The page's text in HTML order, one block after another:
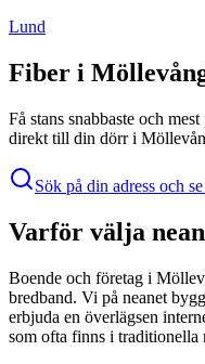
Lund
Fiber i
Få stans snabbaste och
direkt till din dörr i
Sök på din adress och
Varför välja
Boende och företag i
bredband. Vi på neanet
erbjuda en överlägsen
som ofta finns i traditionella